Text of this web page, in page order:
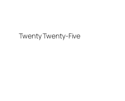
Twenty Twenty-Five